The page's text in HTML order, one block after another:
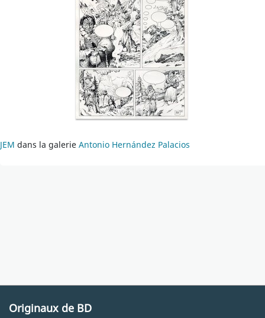
JEM dans la galerie Antonio Hernández Palacios
Originaux de BD